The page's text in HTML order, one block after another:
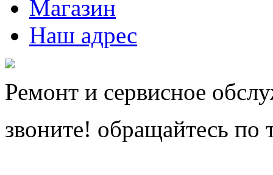
Магазин
Наш адрес
Ремонт и сервисное
звоните! обращайтесь по